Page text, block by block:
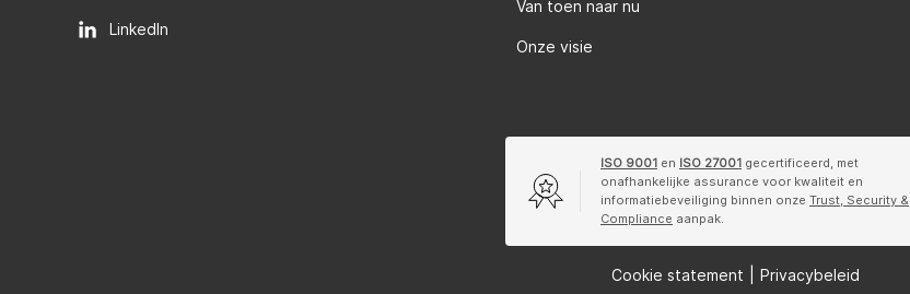
LinkedIn
Van toen naar nu
Onze visie
ISO 9001 en ISO 27001 gecertificeerd, met
onafhankelijke assurance voor kwaliteit en
informatiebeveiliging binnen onze Trust, Security &
Compliance aanpak.
Cookie statement Privacybeleid